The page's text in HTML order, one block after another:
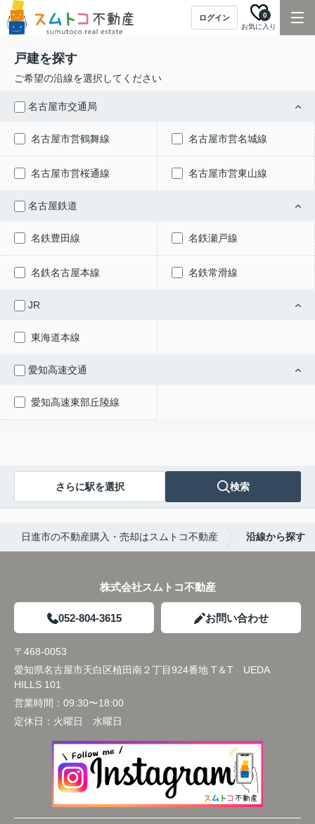
ログイン
お気に入り
0
戸建を探す
ご希望の沿線を選択してください
名古屋市交通局
名古屋市営鶴舞線 名古屋市営名城線
名古屋市営桜通線 名古屋市営東山線
名古屋鉄道
名鉄豊田線 名鉄瀬戸線
名鉄名古屋本線 名鉄常滑線
JR
東海道本線
愛知高速交通
愛知高速東部丘陵線
さらに駅を選択 検索
日進市の不動産購入・売却はスムトコ不動産 沿線から探す
株式会社スムトコ不動産
052-804-3615 お問い合わせ
〒468-0053
愛知県名古屋市天白区植田南２丁目924番地 T＆T UEDA
HILLS 101
営業時間： 09:30〜18:00
定休日： 火曜日 水曜日